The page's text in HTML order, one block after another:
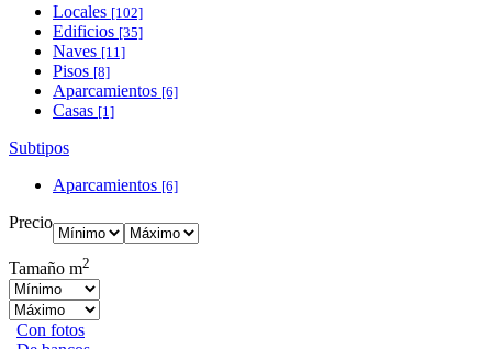
Locales [102]
Edificios [35]
Naves [11]
Pisos [8]
Aparcamientos [6]
Casas [1]
Subtipos
Aparcamientos [6]
Precio
Tamaño m2
Con fotos